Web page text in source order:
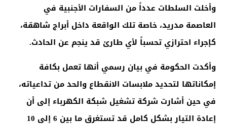
وأخلت السلطات عدداً من السفارات الأجنبية في
العاصمة مدريد، خاصة تلك الواقعة داخل أبراج شاهقة،
كإجراء احترازي تحسباً لأي طارئ قد ينجم عن الحادث.
وأكدت الحكومة في بيان رسمي أنها تعمل بكافة
إمكاناتها لتحديد ملابسات الانقطاع والحد من تداعياته،
في حين أشارت شركة تشغيل شبكة الكهرباء إلى أن
إعادة التيار بشكل كامل قد تستغرق ما بين 6 إلى 10